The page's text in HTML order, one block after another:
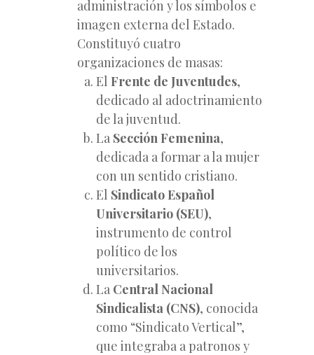
administración y los símbolos e
imagen externa del Estado.
Constituyó cuatro
organizaciones de masas:
El Frente de Juventudes,
dedicado al adoctrinamiento
de la juventud.
La Sección Femenina,
dedicada a formar a la mujer
con un sentido cristiano.
El Sindicato Español
Universitario (SEU),
instrumento de control
político de los
universitarios.
La Central Nacional
Sindicalista (CNS), conocida
como “Sindicato Vertical”,
que integraba a patronos y